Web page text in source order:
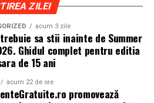
Nastro Azzurro, Ursus,
Gin, Jack Daniel’s, Mega
alpro, Transalpina, vitamin
Bucharest Business School,
InterContinental
ZILEI
acum 3 zile
sa stii inainte de Summer
Ghidul complet pentru editia
de 15 ani
acum 22 de ore
promovează